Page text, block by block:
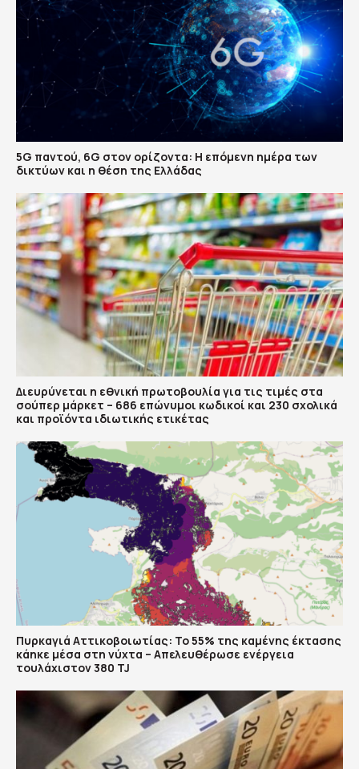
5G παντού, 6G στον ορίζοντα: Η επόμενη ημέρα των
δικτύων και η θέση της Ελλάδας
Διευρύνεται η εθνική πρωτοβουλία για τις τιμές στα
σούπερ μάρκετ – 686 επώνυμοι κωδικοί και 230 σχολικά
και προϊόντα ιδιωτικής ετικέτας
Πυρκαγιά Αττικοβοιωτίας: Το 55% της καμένης έκτασης
κάηκε μέσα στη νύχτα – Απελευθέρωσε ενέργεια
τουλάχιστον 380 TJ